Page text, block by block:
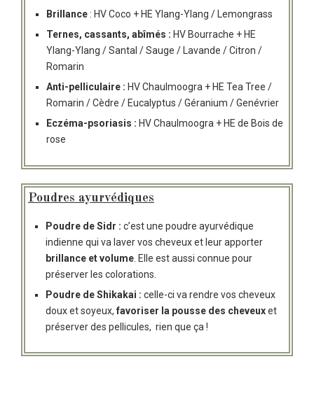
Brillance : HV Coco + HE Ylang-Ylang / Lemongrass
Ternes, cassants, abîmés : HV Bourrache + HE
Ylang-Ylang / Santal / Sauge / Lavande / Citron /
Romarin
Anti-pelliculaire : HV Chaulmoogra + HE Tea Tree /
Romarin / Cèdre / Eucalyptus / Géranium / Genévrier
Eczéma-psoriasis : HV Chaulmoogra + HE de Bois de
rose
Poudres ayurvédiques
Poudre de Sidr : c’est une poudre ayurvédique
indienne qui va laver vos cheveux et leur apporter
brillance et volume . Elle est aussi connue pour
préserver les colorations.
Poudre de Shikakai : celle-ci va rendre vos cheveux
doux et soyeux, favoriser la pousse des cheveuxet
préserver des pellicules, rien que ça !